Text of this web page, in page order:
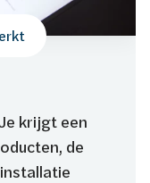
krijgt een
de